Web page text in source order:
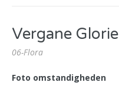
Vergane Glorie
06-Flora
Foto omstandigheden